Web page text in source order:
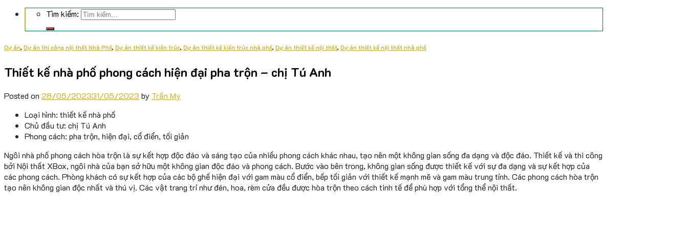
Tìm kiếm:
Dự án, Dự án thi công nội thất Nhà Phố, Dự án thiết kế kiến trúc, Dự án thiết kế kiến trúc nhà phố, Dự án thiết kế nội thất, Dự án thiết kế nội thất nhà phố
Thiết kế nhà phố phong cách hiện đại pha trộn – chị Tú Anh
Posted on 28/05/202331/05/2023 by Trần My
Loại hình: thiết kế nhà phố
Chủ đầu tư: chị Tú Anh
Phong cách: pha trộn, hiện đại, cổ điển, tối giản
Ngôi nhà phố phong cách hòa trộn là sự kết hợp độc đáo và sáng tạo của nhiều phong cách khác nhau, tạo nên một không gian sống đa dạng và độc đáo. Thiết kế và thi công
bởi Nội thất XBox, ngôi nhà của bạn sở hữu một không gian độc đáo và phong cách. Bước vào bên trong, không gian sống được thiết kế với sự đa dạng và sự kết hợp của
các phong cách. Phòng khách có sự kết hợp của các bộ ghế hiện đại với gam màu cổ điển, bếp tối giản với thiết kế mạnh mẽ và gam màu trung tính. Các phong cách hòa trộn
tạo nên không gian độc nhất và thú vị. Các vật trang trí như đén, hoa, rèm cửa đều được hòa trộn theo cách tinh tế để phù hợp với tổng thể nội thất.